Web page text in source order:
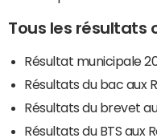
Tous les résultats
Résultat municipale
Résultats du bac aux
Résultats du brevet
Résultats du BTS aux